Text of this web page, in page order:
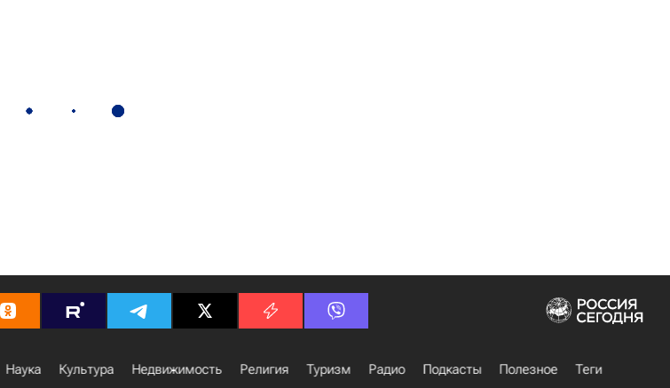
Наука Культура Недвижимость Религия Туризм Радио Подкасты Полезное Теги